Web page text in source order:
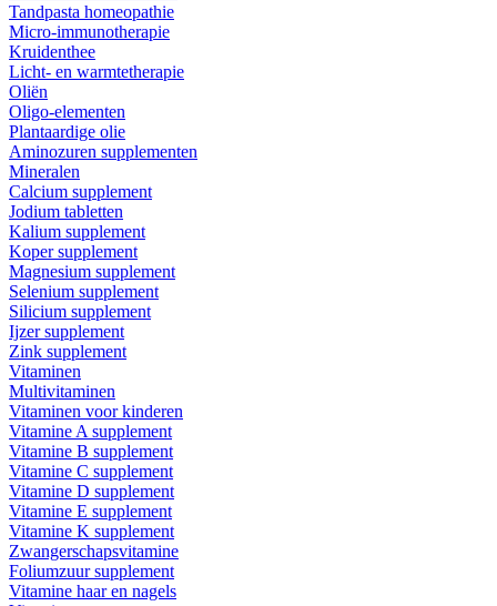
Tandpasta homeopathie
Micro-immunotherapie
Kruidenthee
Licht- en warmtetherapie
Oliën
Oligo-elementen
Plantaardige olie
Aminozuren supplementen
Mineralen
Calcium supplement
Jodium tabletten
Kalium supplement
Koper supplement
Magnesium supplement
Selenium supplement
Silicium supplement
Ijzer supplement
Zink supplement
Vitaminen
Multivitaminen
Vitaminen voor kinderen
Vitamine A supplement
Vitamine B supplement
Vitamine C supplement
Vitamine D supplement
Vitamine E supplement
Vitamine K supplement
Zwangerschapsvitamine
Foliumzuur supplement
Vitamine haar en nagels